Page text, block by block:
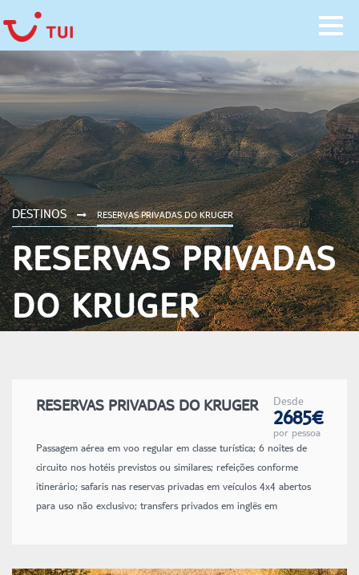
DESTINOS RESERVAS PRIVADAS DO KRUGER
RESERVAS PRIVADAS
DO KRUGER
RESERVAS PRIVADAS DO KRUGER Desde
2685€
por pessoa
Passagem aérea em voo regular em classe turística; 6 noites de
circuito nos hotéis previstos ou similares; refeições conforme
itinerário; safaris nas reservas privadas em veículos 4x4 abertos
para uso não exclusivo; transfers privados em inglês em